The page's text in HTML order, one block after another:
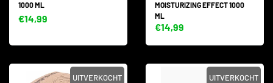
1000 ML
€14,99
MOISTURIZING EFFECT 1000
ML
€14,99
UITVERKOCHT UITVERKOCHT